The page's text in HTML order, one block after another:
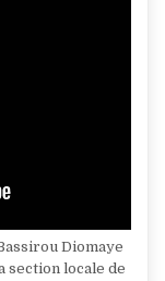
Diomaye
section locale de